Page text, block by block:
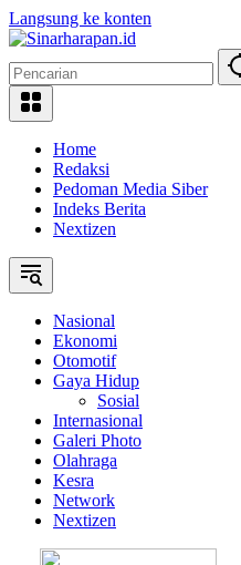
Langsung ke konten
Home
Redaksi
Pedoman Media Siber
Indeks Berita
Nextizen
Nasional
Ekonomi
Otomotif
Gaya Hidup
Sosial
Internasional
Galeri Photo
Olahraga
Kesra
Network
Nextizen